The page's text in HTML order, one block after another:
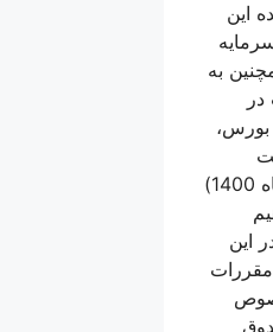
این
به
شامگاه سه‌شنبه (11 آبان ماه 1400)
این